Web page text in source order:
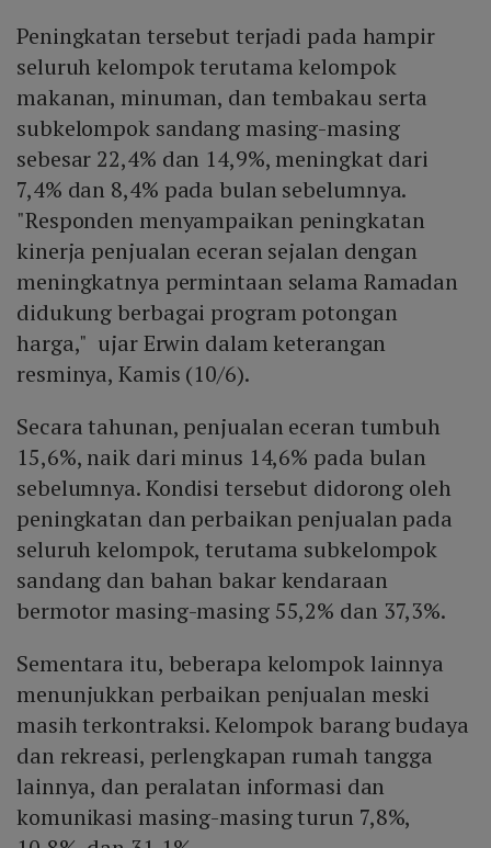
Peningkatan tersebut terjadi pada hampir
seluruh kelompok terutama kelompok
makanan, minuman, dan tembakau serta
subkelompok sandang masing-masing
sebesar 22,4% dan 14,9%, meningkat dari
7,4% dan 8,4% pada bulan sebelumnya.
"Responden menyampaikan peningkatan
kinerja penjualan eceran sejalan dengan
meningkatnya permintaan selama Ramadan
didukung berbagai program potongan
harga," ujar Erwin dalam keterangan
resminya, Kamis (10/6).
Secara tahunan, penjualan eceran tumbuh
15,6%, naik dari minus 14,6% pada bulan
sebelumnya. Kondisi tersebut didorong oleh
peningkatan dan perbaikan penjualan pada
seluruh kelompok, terutama subkelompok
sandang dan bahan bakar kendaraan
bermotor masing-masing 55,2% dan 37,3%.
Sementara itu, beberapa kelompok lainnya
menunjukkan perbaikan penjualan meski
masih terkontraksi. Kelompok barang budaya
dan rekreasi, perlengkapan rumah tangga
lainnya, dan peralatan informasi dan
komunikasi masing-masing turun 7,8%,